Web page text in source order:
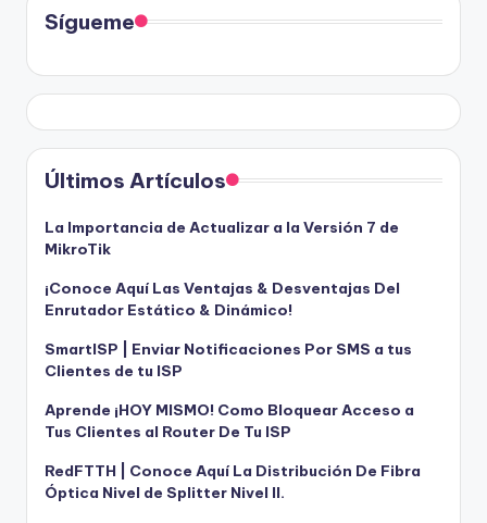
Sígueme
Últimos Artículos
La Importancia de Actualizar a la Versión 7 de
MikroTik
¡Conoce Aquí Las Ventajas & Desventajas Del
Enrutador Estático & Dinámico!
SmartISP | Enviar Notificaciones Por SMS a tus
Clientes de tu ISP
Aprende ¡HOY MISMO! Como Bloquear Acceso a
Tus Clientes al Router De Tu ISP
RedFTTH | Conoce Aquí La Distribución De Fibra
Óptica Nivel de Splitter Nivel II.